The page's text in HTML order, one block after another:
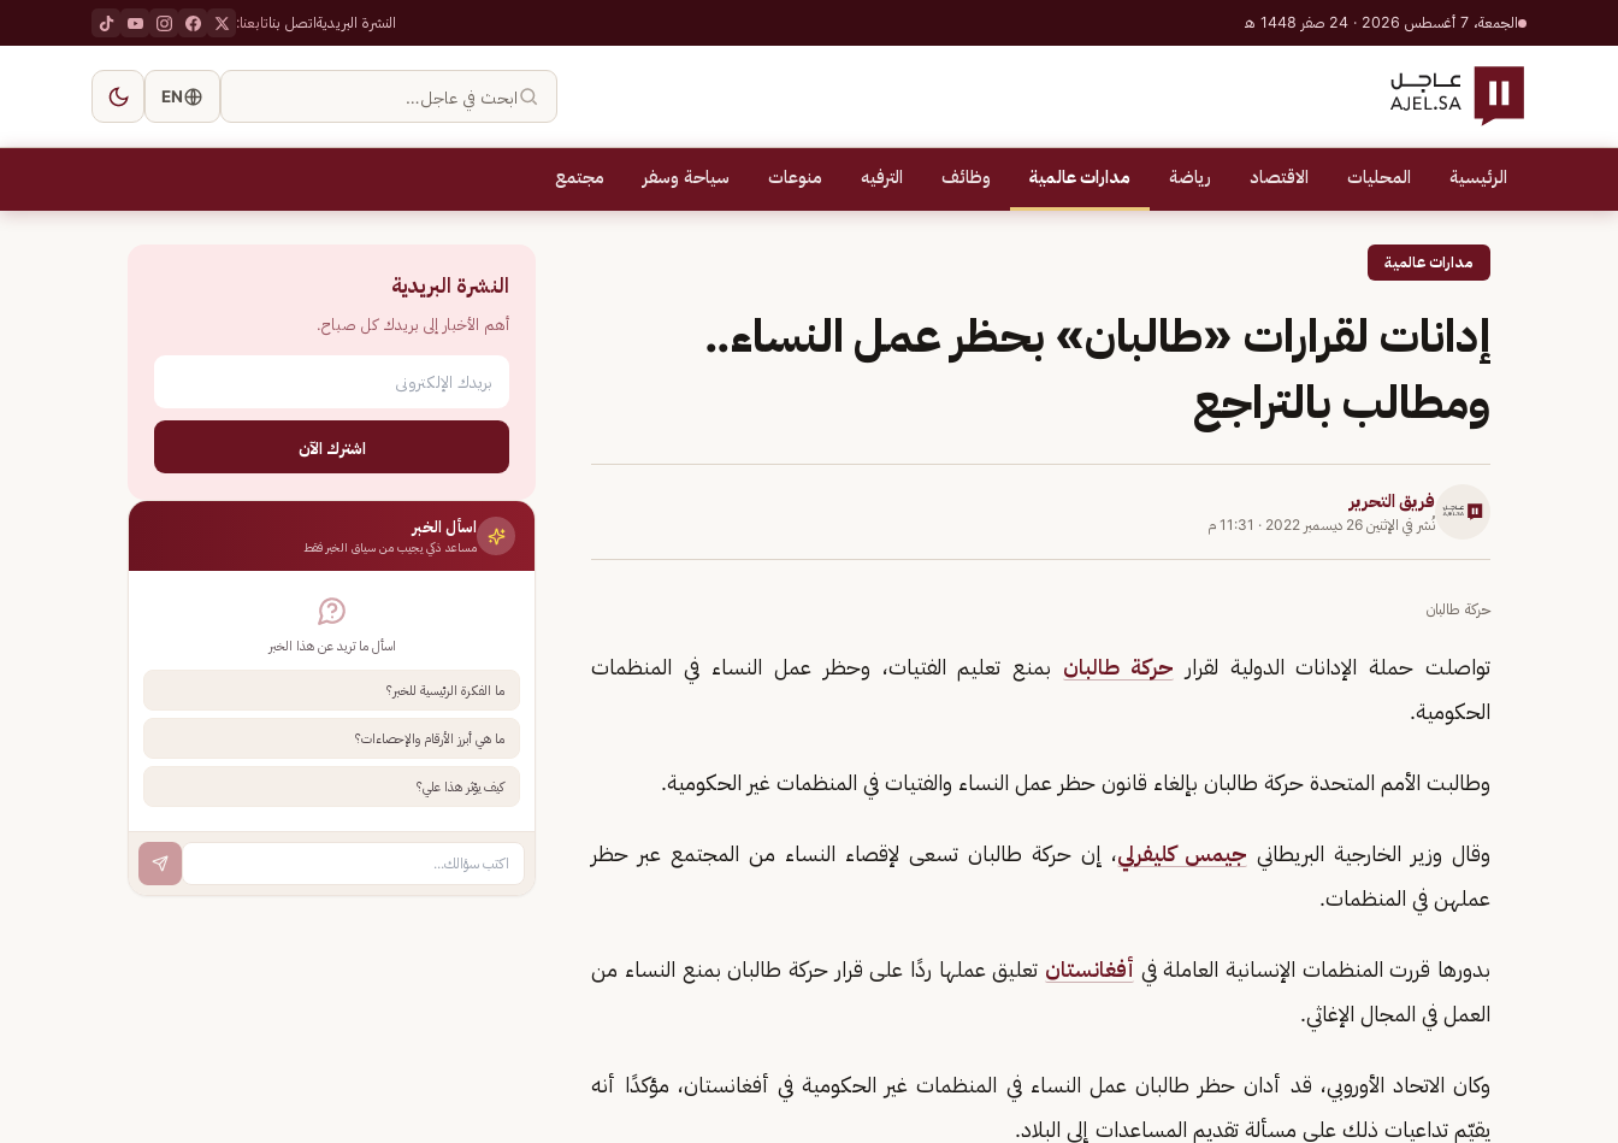
الجمعة، 7 أغسطس 2026 · 24 صفر 1448 هـ النشرة البريديةاتصل بناتابعنا:
ابحث في عاجل… EN
الرئيسية المحليات الاقتصاد رياضة مدارات عالمية وظائف الترفيه منوعات سياحة وسفر مجتمع
مدارات عالمية
إدانات لقرارات «طالبان» بحظر عمل النساء..
ومطالب بالتراجع
فريق التحرير
نُشر في الإثنين 26 ديسمبر 2022 · 11:31 م
حركة طالبان
تواصلت حملة الإدانات الدولية لقرار حركة طالبان بمنع تعليم الفتيات، وحظر عمل النساء في المنظمات
الحكومية.
وطالبت الأمم المتحدة حركة طالبان بإلغاء قانون حظر عمل النساء والفتيات في المنظمات غير الحكومية.
وقال وزير الخارجية البريطاني جيمس كليفرلي، إن حركة طالبان تسعى لإقصاء النساء من المجتمع عبر حظر
عملهن في المنظمات.
بدورها قررت المنظمات الإنسانية العاملة في أفغانستان تعليق عملها ردًا على قرار حركة طالبان بمنع النساء من
العمل في المجال الإغاثي.
وكان الاتحاد الأوروبي، قد أدان حظر طالبان عمل النساء في المنظمات غير الحكومية في أفغانستان، مؤكدًا أنه
يقيّم تداعيات ذلك على مسألة تقديم المساعدات إلى البلاد.
النشرة البريدية
أهم الأخبار إلى بريدك كل صباح.
اشترك الآن
اسأل الخبر
مساعد ذكي يجيب من سياق الخبر فقط
اسأل ما تريد عن هذا الخبر
ما الفكرة الرئيسية للخبر؟
ما هي أبرز الأرقام والإحصاءات؟
كيف يؤثر هذا علي؟